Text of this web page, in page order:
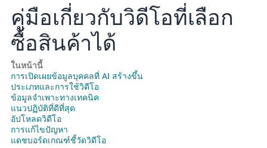
中
文
-
CN
한
국
어
-
KR
คู่มือเกี่ยวกับวิดีโอที่เลือก
ซื้อสินค้าได้
ในหน้านี้
การเปิดเผยข้อมูลบุคคลที่ AI สร้างขึ้น
ประเภทและการใช้วิดีโอ
ข้อมูลจำเพาะทางเทคนิค
แนวปฏิบัติที่ดีที่สุด
อัปโหลดวิดีโอ
การแก้ไขปัญหา
แดชบอร์ดเกณฑ์ชี้วัดวิดีโอ